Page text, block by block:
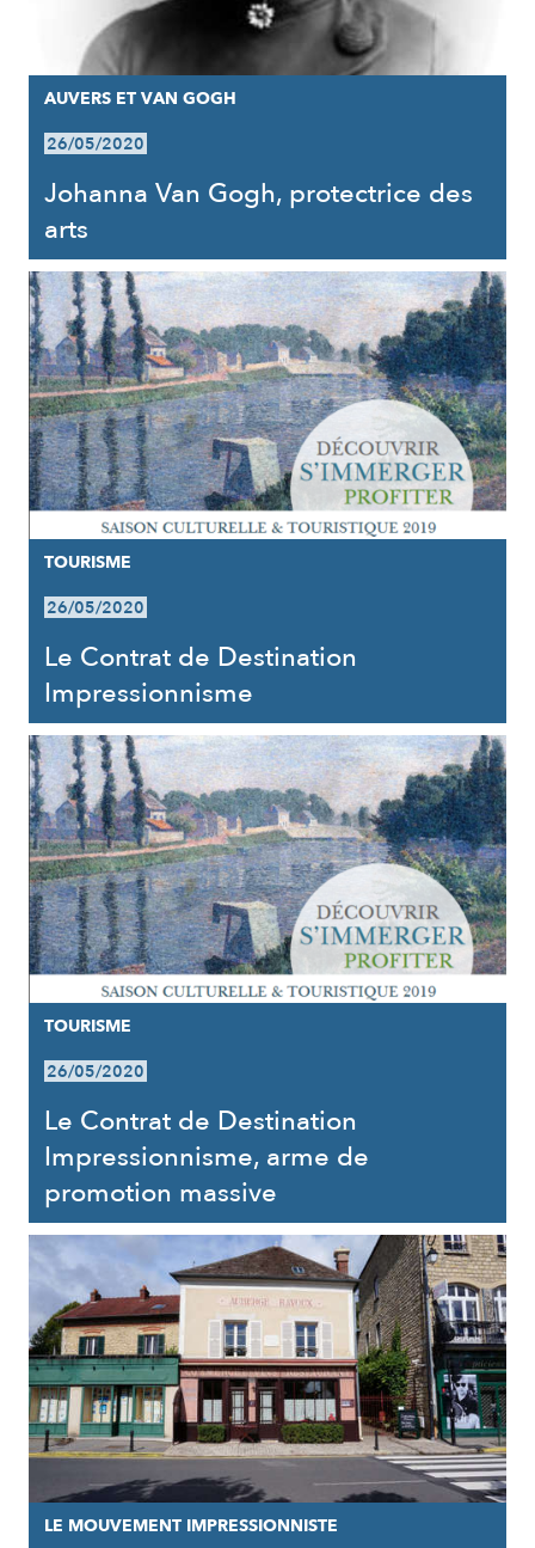
AUVERS ET VAN GOGH
26/05/2020
Johanna Van Gogh, protectrice des
arts
TOURISME
26/05/2020
Le Contrat de Destination
Impressionnisme
TOURISME
26/05/2020
Le Contrat de Destination
Impressionnisme, arme de
promotion massive
LE MOUVEMENT IMPRESSIONNISTE